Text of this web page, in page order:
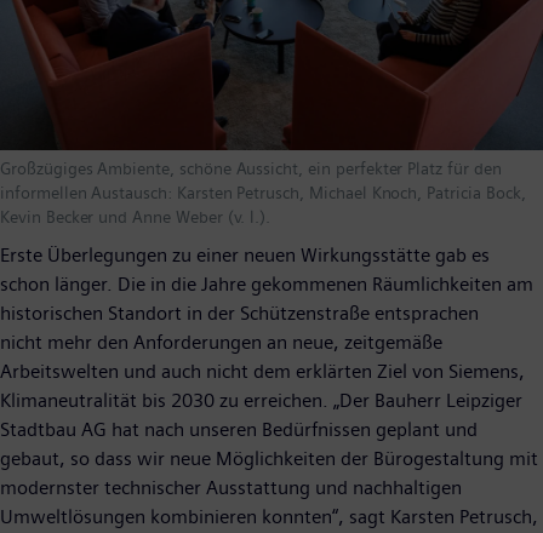
Großzügiges Ambiente, schöne Aussicht, ein perfekter Platz für den
informellen Austausch: Karsten Petrusch, Michael Knoch, Patricia Bock,
Kevin Becker und Anne Weber (v. l.).
Erste Überlegungen zu einer neuen Wirkungsstätte gab es
schon länger. Die in die Jahre gekommenen Räumlichkeiten am
historischen Standort in der Schützenstraße entsprachen
nicht mehr den Anforderungen an neue, zeitgemäße
Arbeitswelten und auch nicht dem erklärten Ziel von Siemens,
Klimaneutralität bis 2030 zu erreichen. „Der Bauherr Leipziger
Stadtbau AG hat nach unseren Bedürfnissen geplant und
gebaut, so dass wir neue Möglichkeiten der Bürogestaltung mit
modernster technischer Ausstattung und nachhaltigen
Umweltlösungen kombinieren konnten“, sagt Karsten Petrusch,